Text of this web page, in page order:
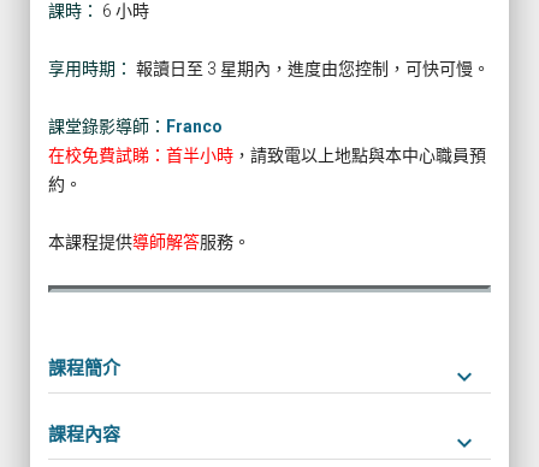
課時： 6 小時
享用時期： 報讀日至 3 星期內，進度由您控制，可快可慢。
課堂錄影導師： Franco
在校免費試睇：首半小時 ，請致電以上地點與本中心職員預
約。
本課程提供導師解答服務。
課程簡介 keyboard_arrow_down
課程內容 keyboard_arrow_down